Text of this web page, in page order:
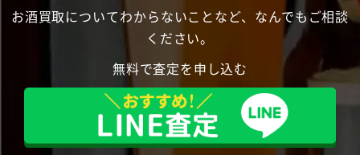
お酒買取についてわからないことなど、なんでもご相談
ください。
無料で査定を申し込む